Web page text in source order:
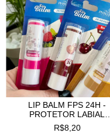
LIP BALM FPS 24H -
PROTETOR LABIAL
HIDRANTE - REF :51201
R$8,20